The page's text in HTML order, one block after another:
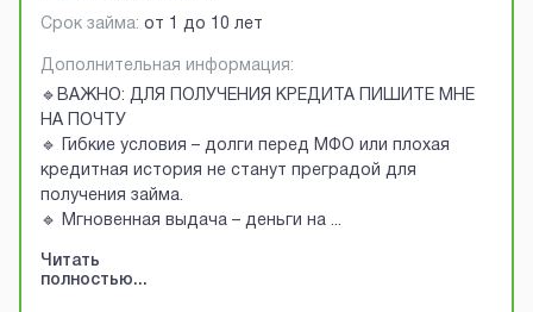
Срок займа: от 1 до 10 лет
Дополнительная информация:
🔹ВАЖНО: ДЛЯ ПОЛУЧЕНИЯ КРЕДИТА ПИШИТЕ МНЕ
НА ПОЧТУ
🔹 Гибкие условия – долги перед МФО или плохая
кредитная история не станут преградой для
получения займа.
🔹 Мгновенная выдача – деньги на ...
Читать
полностью...